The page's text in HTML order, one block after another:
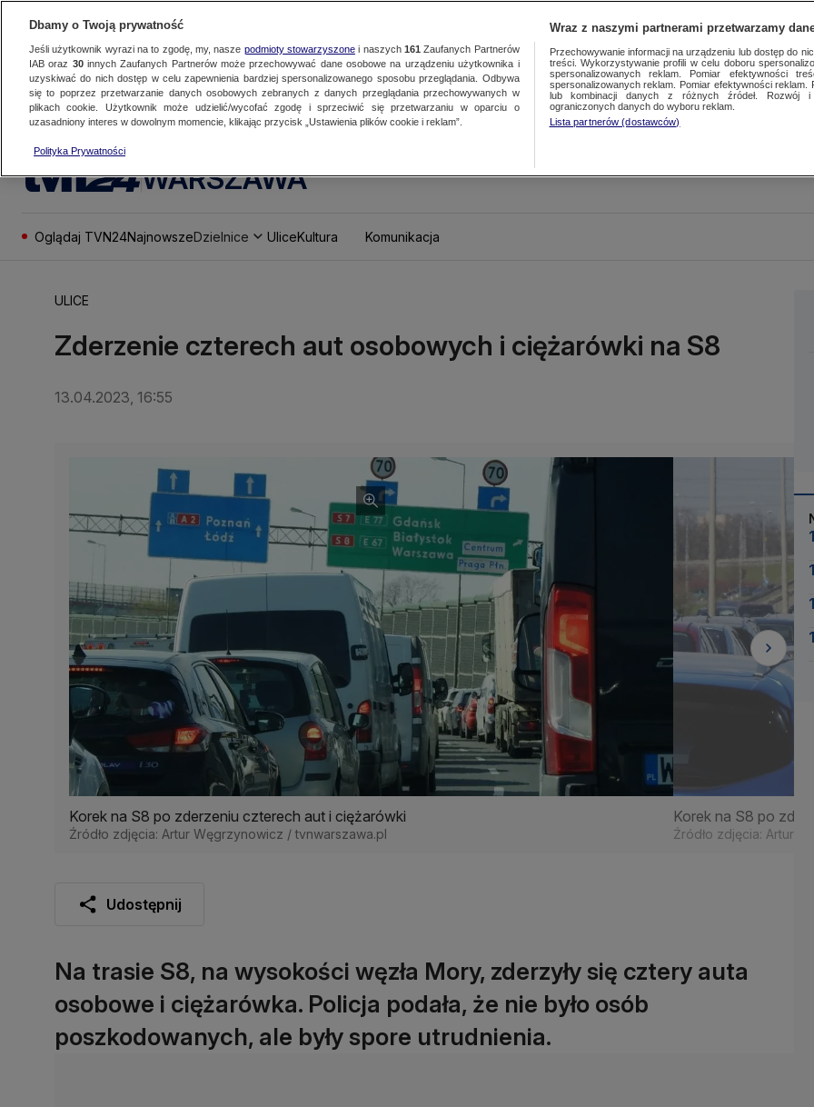
WARSZAWA
Oglądaj TVN24NajnowszeDzielnice UliceKultura Komunikacja
ULICE
Zderzenie czterech aut osobowych i ciężarówki na S8
13.04.2023, 16:55
Korek na S8 po zderzeniu czterech aut i ciężarówki
Źródło zdjęcia: Artur Węgrzynowicz / tvnwarszawa.pl
Korek na S8 po
Źródło zdjęcia: Artur
Udostępnij
Na trasie S8, na wysokości węzła Mory, zderzyły się cztery auta
osobowe i ciężarówka. Policja podała, że nie było osób
poszkodowanych, ale były spore utrudnienia.
Dbamy o Twoją prywatność
Jeśli użytkownik wyrazi na to zgodę, my, nasze podmioty stowarzyszonei naszych 161 Zaufanych Partnerów
IAB oraz 30innych Zaufanych Partnerów może przechowywać dane osobowe na urządzeniu użytkownika i
uzyskiwać do nich dostęp w celu zapewnienia bardziej spersonalizowanego sposobu przeglądania. Odbywa
się to poprzez przetwarzanie danych osobowych zebranych z danych przeglądania przechowywanych w
plikach cookie. Użytkownik może udzielić/wycofać zgodę i sprzeciwić się przetwarzaniu w oparciu o
uzasadniony interes w dowolnym momencie, klikając przycisk „Ustawienia plików cookie i reklam”.
Polityka Prywatności
Wraz z naszymi partnerami przetwarzamy
Przechowywanie informacji na urządzeniu lub dostęp do
treści. Wykorzystywanie profili w celu doboru
spersonalizowanych reklam. Pomiar efektywności
spersonalizowanych reklam. Pomiar efektywności
lub kombinacji danych z różnych źródeł. Rozwój i
ograniczonych danych do wyboru reklam.
Lista partnerów (dostawców)